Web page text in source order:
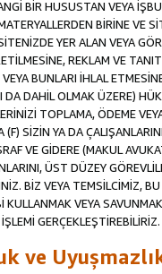
BİR HUSUSTAN VEYA
BİRİNE VE
YER ALAN VEYA
REKLAM VE
BUNLARI İHLAL
DAHİL OLMAK ÜZERE)
TOPLAMA, ÖDEME
(F) SİZİN YA DA
VE GİDERE (MAKUL
ÜST DÜZEY
BİZ VEYA TEMSİLCİMİZ,
VEYA
GERÇEKLEŞTİREBİLİRİZ.
ve